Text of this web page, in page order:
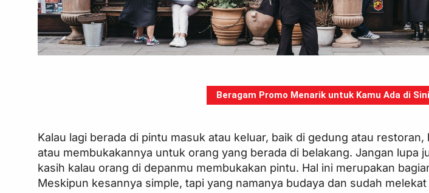
Beragam Promo Menarik untuk Kamu Ada di Sini
Kalau lagi berada di pintu masuk atau keluar, baik di gedung atau
atau membukakannya untuk orang yang berada di belakang. Jangan lupa
kasih kalau orang di depanmu membukakan pintu. Hal ini merupakan
Meskipun kesannya simple, tapi yang namanya budaya dan sudah